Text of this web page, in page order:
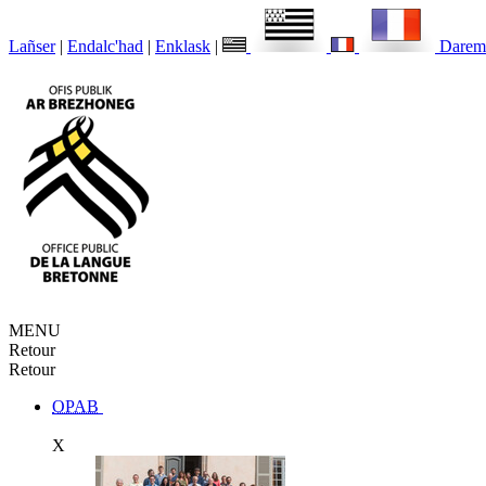
Lañser | Endalc'had | Enklask |
MENU
Retour
Retour
OPAB
X